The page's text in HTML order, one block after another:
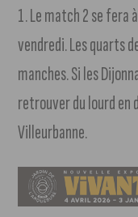
1. Le match 2 se fera
vendredi. Les quarts
manches. Si les
retrouver du lourd en
Villeurbanne.